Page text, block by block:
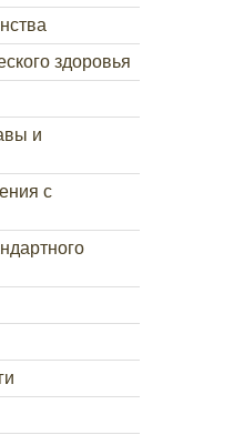
здоровья
и
с